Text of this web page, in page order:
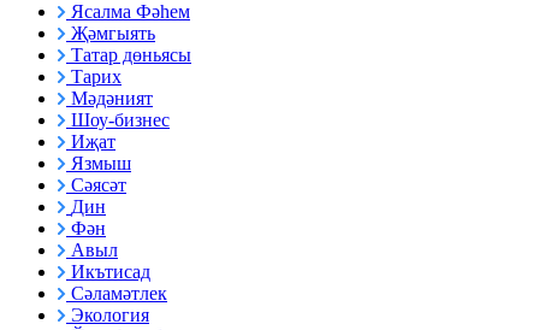
Ясалма Фәһем
Җәмгыять
Татар дөньясы
Тарих
Мәдәният
Шоу-бизнес
Иҗат
Язмыш
Сәясәт
Дин
Фән
Авыл
Икътисад
Сәламәтлек
Экология